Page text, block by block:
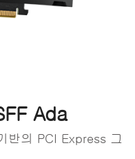
Ada
반의 PCI Express 그